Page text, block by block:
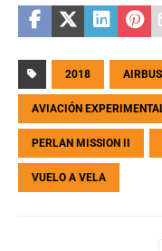
2018 AIRBUS
AVIACIÓN
PERLAN MISSION II
VUELO A VELA